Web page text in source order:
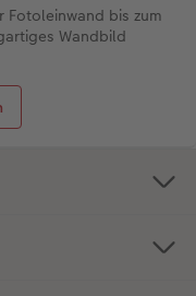
Fotoleinwand bis zum
Wandbild